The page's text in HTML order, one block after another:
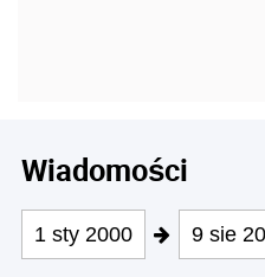
Wiadomości
1 sty 2000 9 sie